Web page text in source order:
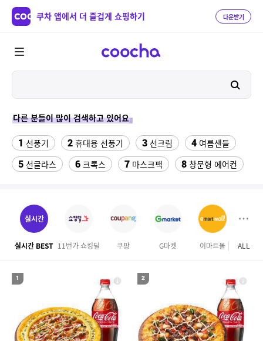
쿠차 앱에서 더 즐겁게 쇼핑하기 다운받기
다른 분들이 많이 검색하고 있어요
1 선풍기 2 휴대용 선풍기 3 선크림 4 여름샌들
5 선글라스 6 크록스 7 마스크팩 8 창문형 에어컨
11 수향미쌀10kg특등급
13 대나무돗자리
15 스테비아 방울토마토 16 푸마슬리퍼 17 북엇국 라면
성인용세발자전거중고
ALL
실시간
실시간 BEST 11번가 쇼킹딜 쿠팡 G마켓 이마트몰 현대홈
1 2